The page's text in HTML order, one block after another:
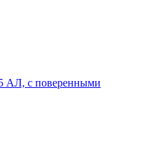
АЛ, с поверенными